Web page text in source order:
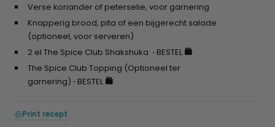
Verse koriander of peterselie, voor garnering
Knapperig brood, pita of een bijgerecht salade
(optioneel, voor serveren)
2 el The Spice Club Shakshuka · BESTEL 🛍️
The Spice Club Topping (Optioneel ter
garnering) · BESTEL 🛍️
Print recept